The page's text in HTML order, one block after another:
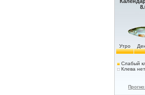
Утро
Слабый
Клева нет